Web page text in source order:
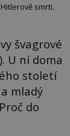
smrti.
švagrové
U ní doma
století
mladý
do